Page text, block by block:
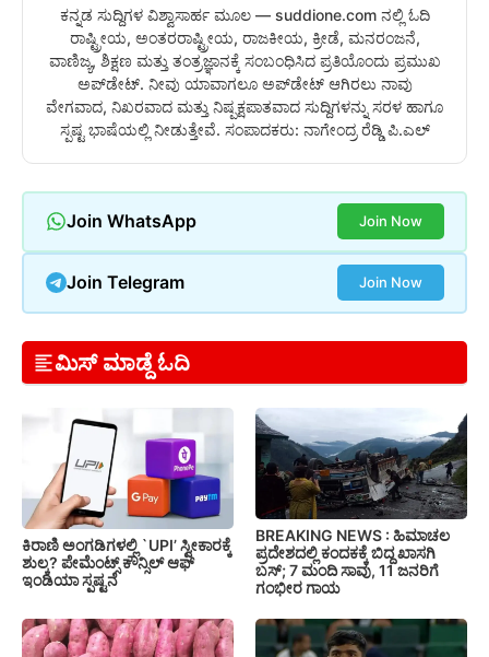
ಕನ್ನಡ ಸುದ್ದಿಗಳ ವಿಶ್ವಾಸಾರ್ಹ ಮೂಲ — suddione.com ನಲ್ಲಿ ಓದಿ
ರಾಷ್ಟ್ರೀಯ, ಅಂತರರಾಷ್ಟ್ರೀಯ, ರಾಜಕೀಯ, ಕ್ರೀಡೆ, ಮನರಂಜನೆ,
ವಾಣಿಜ್ಯ, ಶಿಕ್ಷಣ ಮತ್ತು ತಂತ್ರಜ್ಞಾನಕ್ಕೆ ಸಂಬಂಧಿಸಿದ ಪ್ರತಿಯೊಂದು ಪ್ರಮುಖ
ಅಪ್‌ಡೇಟ್. ನೀವು ಯಾವಾಗಲೂ ಅಪ್‌ಡೇಟ್ ಆಗಿರಲು ನಾವು
ವೇಗವಾದ, ನಿಖರವಾದ ಮತ್ತು ನಿಷ್ಪಕ್ಷಪಾತವಾದ ಸುದ್ದಿಗಳನ್ನು ಸರಳ ಹಾಗೂ
ಸ್ಪಷ್ಟ ಭಾಷೆಯಲ್ಲಿ ನೀಡುತ್ತೇವೆ. ಸಂಪಾದಕರು: ನಾಗೇಂದ್ರ ರೆಡ್ಡಿ ಪಿ.ಎಲ್
Join WhatsApp Join Now
Join Telegram Join Now
ಮಿಸ್ ಮಾಡ್ದೆ ಓದಿ
ಕಿರಾಣಿ ಅಂಗಡಿಗಳಲ್ಲಿ `UPI’ ಸ್ವೀಕಾರಕ್ಕೆ
ಶುಲ್ಕ? ಪೇಮೆಂಟ್ಸ್ ಕೌನ್ಸಿಲ್ ಆಫ್
ಇಂಡಿಯಾ ಸ್ಪಷ್ಟನೆ
BREAKING NEWS : ಹಿಮಾಚಲ
ಪ್ರದೇಶದಲ್ಲಿ ಕಂದಕಕ್ಕೆ ಬಿದ್ದ ಖಾಸಗಿ
ಬಸ್; 7 ಮಂದಿ ಸಾವು, 11 ಜನರಿಗೆ
ಗಂಭೀರ ಗಾಯ